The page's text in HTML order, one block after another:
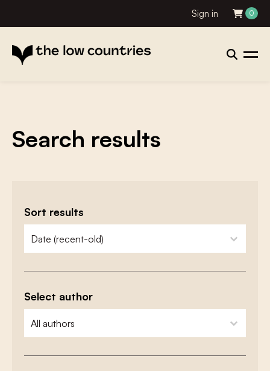
Sign in 0
Search results
Sort results
zoeken - sorteer
sort content
Select author
zoeken - auteurs
select content